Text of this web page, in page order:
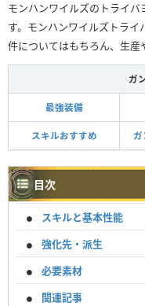
モンハンワイルズのトライ
す。モンハンワイルズトラ
件についてはもちろん、生産
ガ
最強装備
スキルおすすめ
目次
スキルと基本性能
強化先・派生
必要素材
関連記事